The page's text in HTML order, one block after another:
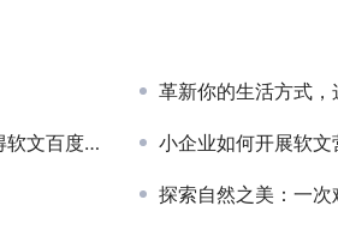
革新你的生活方式
百度排名 小企业如何开展软文
探索自然之美：一